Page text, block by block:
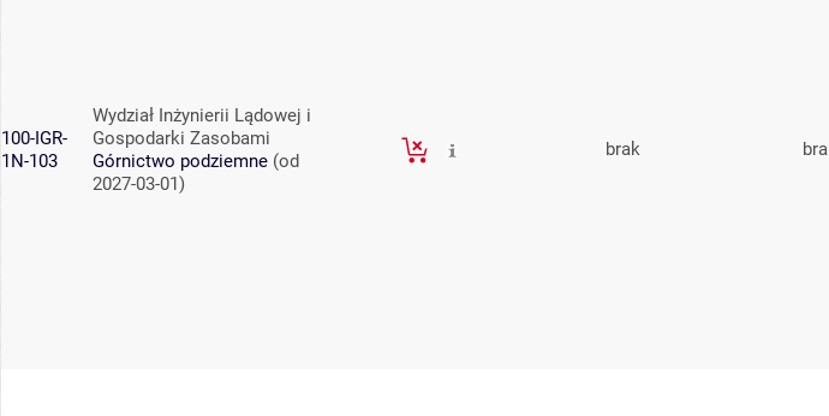
100-IGR-
1N-103
Wydział Inżynierii Lądowej i
Gospodarki Zasobami
Górnictwo podziemne (od
2027-03-01)
brak